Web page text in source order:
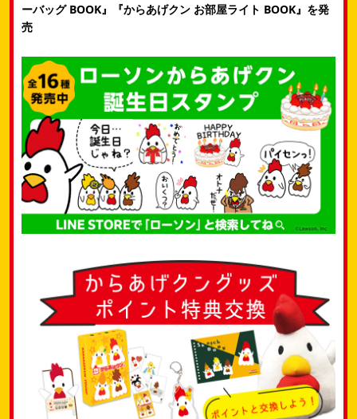
ーバッグ BOOK』『からあげクン お部屋ライト BOOK』を発
売